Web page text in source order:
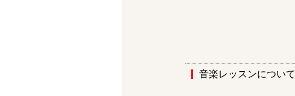
音楽レッスンについて